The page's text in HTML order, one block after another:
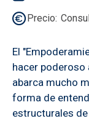
Precio
El
hacer poderoso
abarca mucho
forma de
estructurales